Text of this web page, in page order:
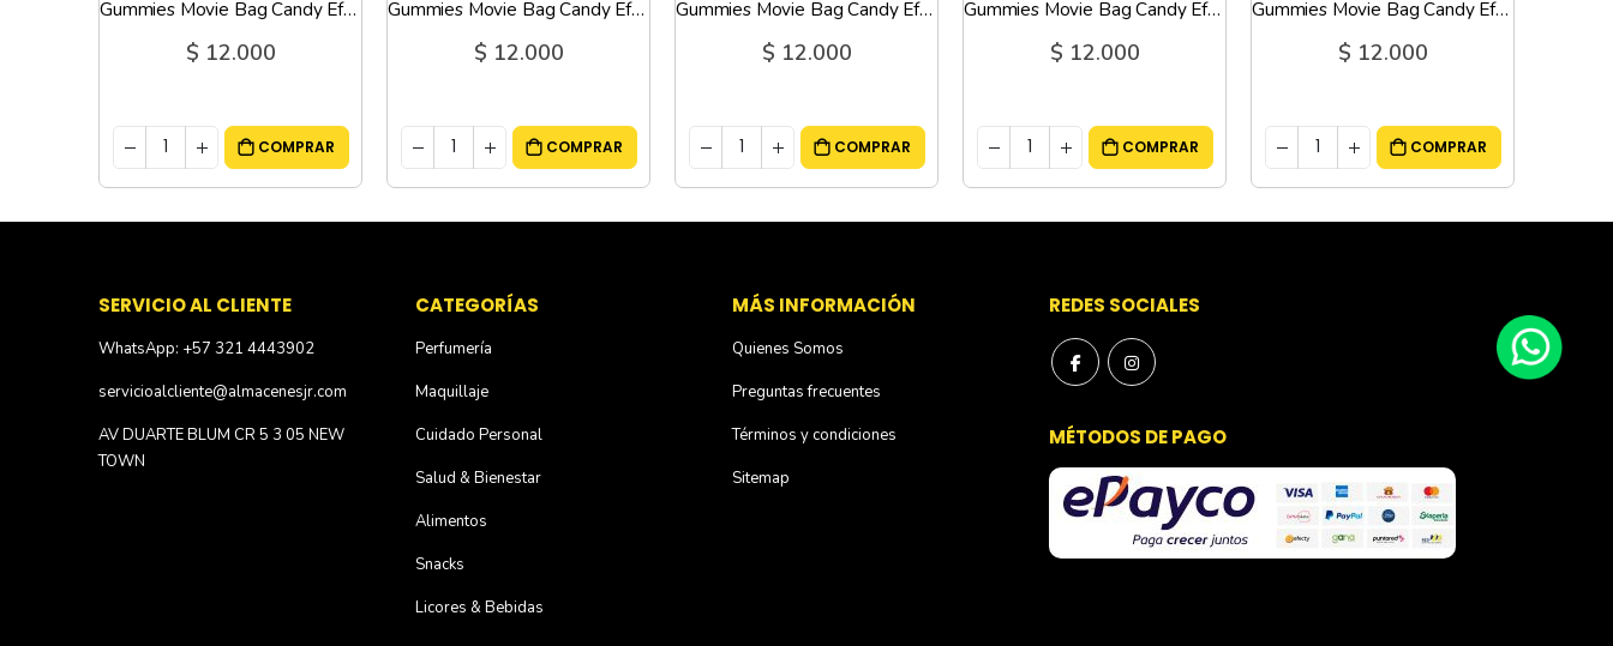
Gummies Movie Bag Candy Efrutti - 2.7 Oz
$ 12.000
COMPRAR
Gummies Movie Bag Candy Efrutti - 2.7 Oz
$ 12.000
COMPRAR
Gummies Movie Bag Candy Efrutti - 2.7 Oz
$ 12.000
COMPRAR
Gummies Movie Bag Candy Efrutti - 2.7 Oz
$ 12.000
COMPRAR
Gummies Movie Bag Candy Efrutti - 2.7 Oz
$ 12.000
COMPRAR
SERVICIO AL CLIENTE
WhatsApp: +57 321 4443902
servicioalcliente@almacenesjr.com
AV DUARTE BLUM CR 5 3 05 NEW
TOWN
CATEGORÍAS
Perfumería
Maquillaje
Cuidado Personal
Salud & Bienestar
Alimentos
Snacks
Licores & Bebidas
MÁS INFORMACIÓN
Quienes Somos
Preguntas frecuentes
Términos y condiciones
Sitemap
REDES SOCIALES
MÉTODOS DE PAGO